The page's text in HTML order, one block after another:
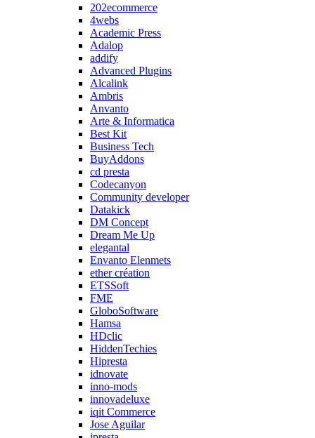
202ecommerce
4webs
Academic Press
Adalop
addify
Advanced Plugins
Alcalink
Ambris
Anvanto
Arte & Informatica
Best Kit
Business Tech
BuyAddons
cd presta
Codecanyon
Community developer
Datakick
DM Concept
Dream Me Up
elegantal
Envanto Elenmets
ether création
ETSSoft
FME
GloboSoftware
Hamsa
HDclic
HiddenTechies
Hipresta
idnovate
inno-mods
innovadeluxe
iqit Commerce
Jose Aguilar